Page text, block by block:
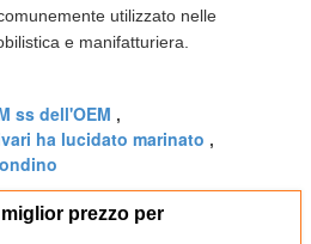
utilizzato nelle
e manifatturiera.
ss dell'OEM ,
ha lucidato marinato ,
prezzo per